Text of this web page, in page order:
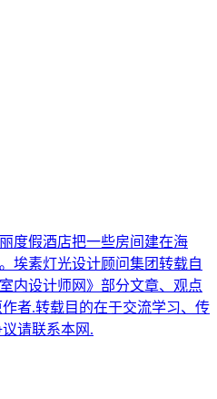
度假酒店把一些房间建在海
埃素灯光设计顾问集团转载自
内设计师网》部分文章、观点
者.转载目的在于交流学习、传
请联系本网.